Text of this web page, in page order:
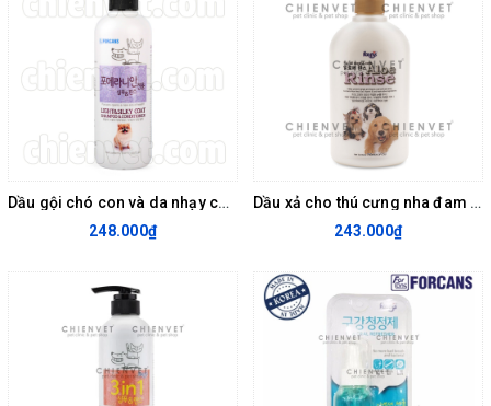
Dầu gội chó con và da nhạy cảm 550ml Light & Silky Coat Shampoo
248.000₫
Dầu xả cho thú cưng nha đam Hàn Quốc Forcan 750ml
243.000₫